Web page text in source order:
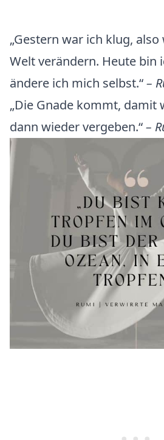
„Gestern war ich klug,
Welt verändern. Heute bin
ändere ich mich selbst.“–
„Die Gnade kommt, damit
dann wieder vergeben.“–